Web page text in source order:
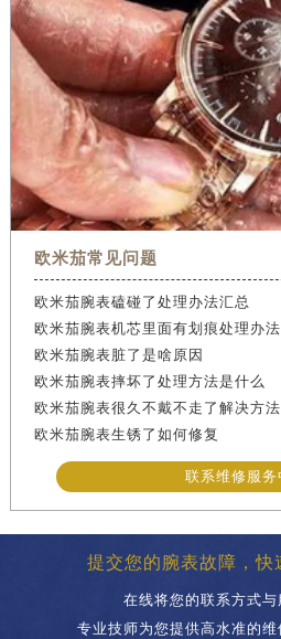
欧米茄常见问题
欧米茄腕表磕碰了处理办法汇总
欧米茄腕表机芯里面有划痕处理办
欧米茄腕表脏了是啥原因
欧米茄腕表摔坏了处理方法是什么
欧米茄腕表很久不戴不走了解决方
欧米茄腕表生锈了如何修复
联系维修服务
提交您的腕表故障，快
在线将您的联系方式与
专业技师为您提供高水准的